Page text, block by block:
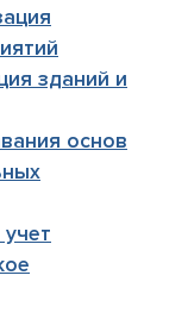
зданий и
основ